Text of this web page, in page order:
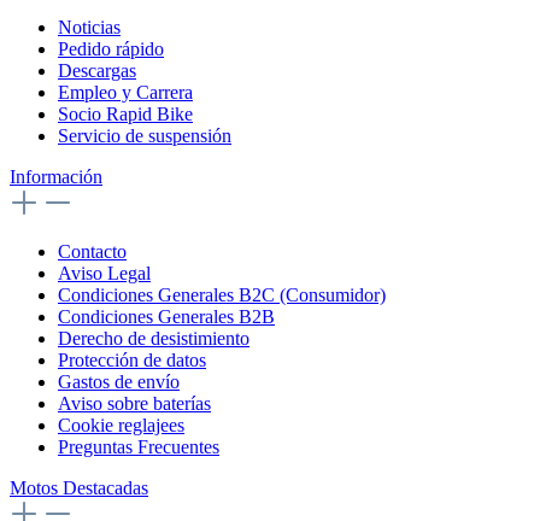
Noticias
Pedido rápido
Descargas
Empleo y Carrera
Socio Rapid Bike
Servicio de suspensión
Información
Contacto
Aviso Legal
Condiciones Generales B2C (Consumidor)
Condiciones Generales B2B
Derecho de desistimiento
Protección de datos
Gastos de envío
Aviso sobre baterías
Cookie reglajees
Preguntas Frecuentes
Motos Destacadas